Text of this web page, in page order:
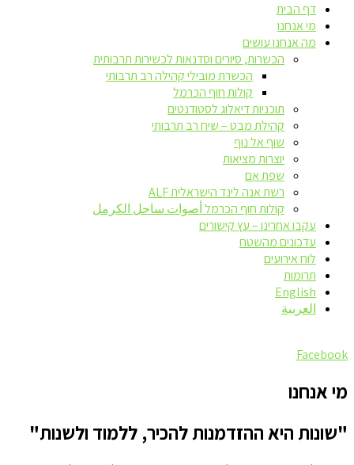
דף הבית
מי אנחנו
מה אנחנו עושים
הכשרות, סיורים וסדנאות לכשירות תרבותית
הכשרת מובילי קהילה רב תרבותי
קולות חוף הכרמל
תוכניות דיאלוג לסטודנטים
קהילת מבט – שיח רב תרבותי
שוף אל נוף
יוצרות מציאות
שפת אם
רשת אנה לינד הישראלית ALF
קולות חוף הכרמל أصوات ساحل الكرمل
עקבו אחרינו – עץ קישורים
עדכונים מהשטח
לוח אירועים
תרומות
English
العربية
Facebook
מי אנחנו
"שונות היא ההזדמנות להכיר, ללמוד ולשנות"